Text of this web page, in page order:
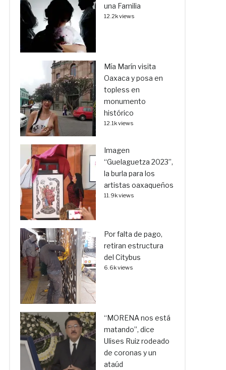
una Familia
12.2k views
Mía Marín visita
Oaxaca y posa en
topless en
monumento
histórico
12.1k views
Imagen
“Guelaguetza 2023”,
la burla para los
artistas oaxaqueños
11.9k views
Por falta de pago,
retiran estructura
del Citybus
6.6k views
“MORENA nos está
matando”, dice
Ulises Ruiz rodeado
de coronas y un
ataúd